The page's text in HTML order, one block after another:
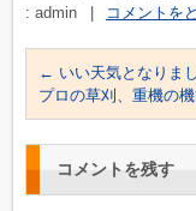
: admin
コメントを
← いい天気となりまし
プロの草刈、重機の
コメントを残す